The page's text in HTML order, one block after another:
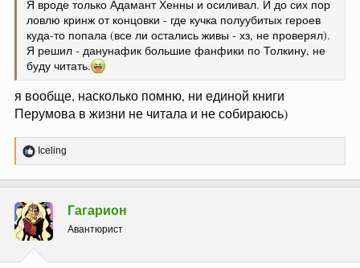
Я вроде только Адамант Хенны и осиливал. И до сих пор
ловлю кринж от концовки - где кучка полуубитых героев
куда-то попала (все ли остались живы - хз, не проверял).
Я решил - данунафик большие фанфики по Толкину, не
буду читать.
я вообще, насколько помню, ни единой книги
Перумова в жизни не читала и не собираюсь)
Р
е
ц
и
и
:
Iceling
Гагарион
Авантюрист